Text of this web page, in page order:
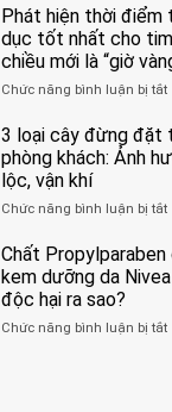
và
Phát hiện thời điểm
dục tốt nhất cho
chiều mới là “giờ
Chức năng bình luận bị tắtở
3 loại cây đừng đặt
phòng khách: Ảnh
lộc, vận khí
Chức năng bình luận bị tắtở
Chất
kem dưỡng da
độc hại ra sao?
Chức năng bình luận bị tắtở